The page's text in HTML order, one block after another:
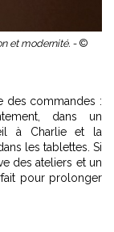
et modernité. - ©
des commandes :
dans un
à Charlie et la
les tablettes. Si
des ateliers et un
pour prolonger